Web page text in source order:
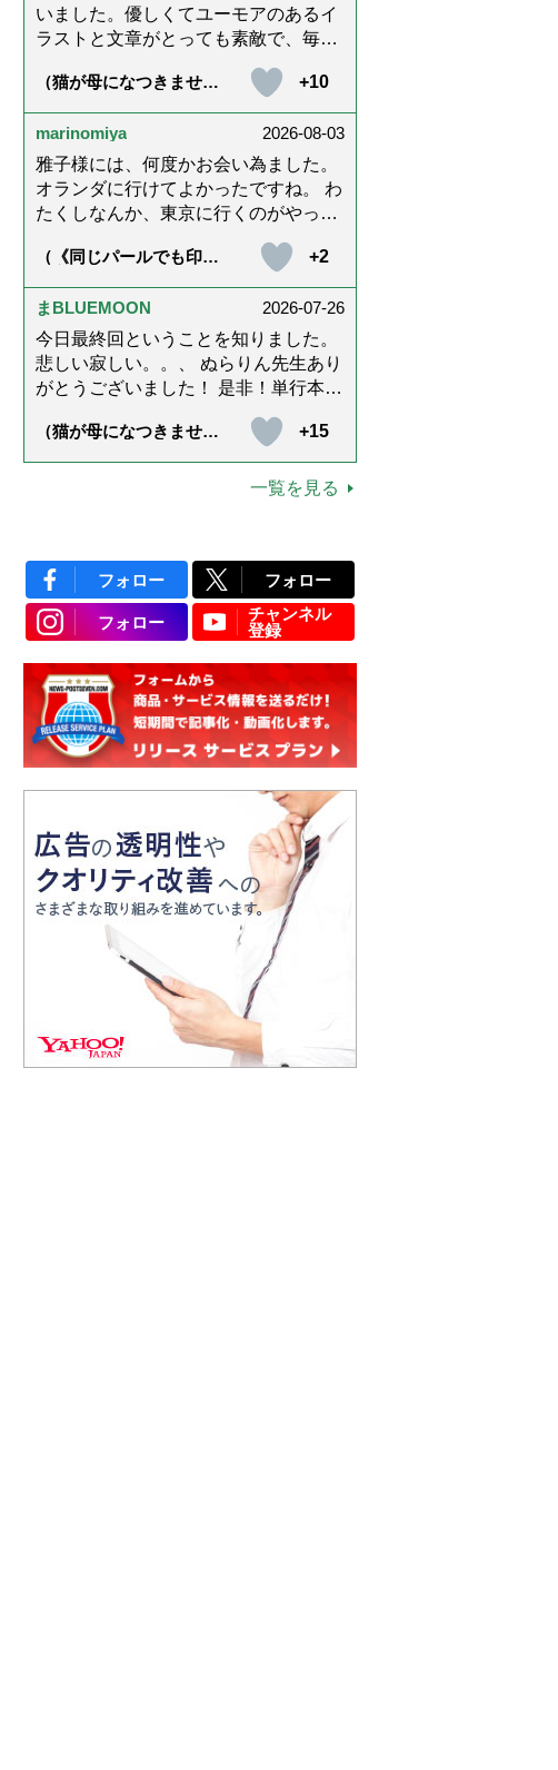
いました。優しくてユーモアのあるイ
ラストと文章がとっても素敵で、毎回
母の介護中で、癒されたり励みになり
ました。これから連載がないのが寂し
くてたまりませんが、いろんなエピソ
ード思い出したりしながら頑張ってい
こうと思います。不定期でもいいの
で、また会えますように。書籍化も希
た。
（猫が母になつきませ
う」【最終話】）
+10
marinomiya
2026-08-03
雅子様には、何度かお会い為ました。
オランダに行けてよかったですね。 わ
たくしなんか、東京に行くのがやっと
は、盆踊りのお姿が好きなんですね。
以上です。
（《同じパールでも印象
学ぶ「大人の夏ネックレ
ス」上品＆涼しげに見せ
+2
まBLUEMOON
2026-07-26
今日最終回ということを知りました。
悲しい寂しい。。、 ぬらりん先生あり
がとうございました！ 是非！単行本に
様に。 お願いしますm(_ _)m
（猫が母になつきませ
う」【最終話】）
+15
一覧を見る
フォロー フォロー
フォロー
チャンネル
登録